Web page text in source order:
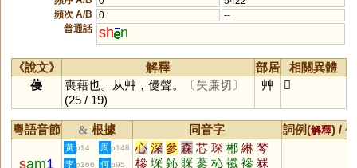
頻次 A/B
0
--
普通話 sh n
《說文》 解釋 部居
相關異體
葠
喪藉也。从艸，㑴聲。
〔失廉切〕
(25 / 19)
艸 𦺭
粵語音節 & 根據 同音字 詞例(解釋) /
sam1
黃 p14 周 p148 心 深 參 森 芯 琛 郴 綝 棽
槮 堔 鈊 賝 蔘 杺 襳 襂 罧
李 p166 何 p95